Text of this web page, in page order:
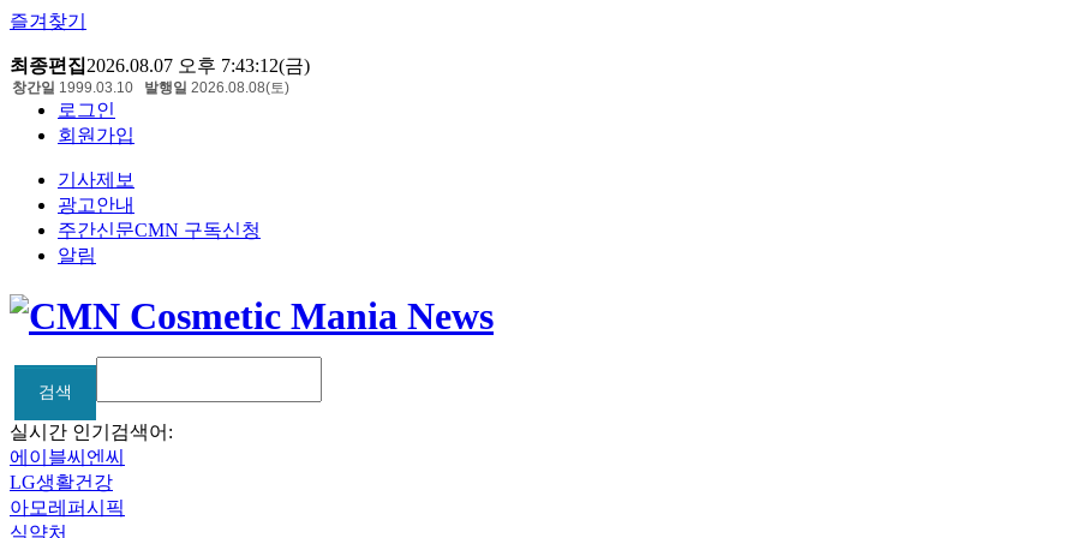
즐겨찾기
최종편집2026.08.07 오후 7:43:12(금)
로그인
회원가입
기사제보
광고안내
주간신문CMN 구독신청
알림
창간일 1999.03.10 발행일 2026.08.08(토)
검색
검색
실시간 인기검색어:
에이블씨엔씨
LG생활건강
아모레퍼시픽
식약처